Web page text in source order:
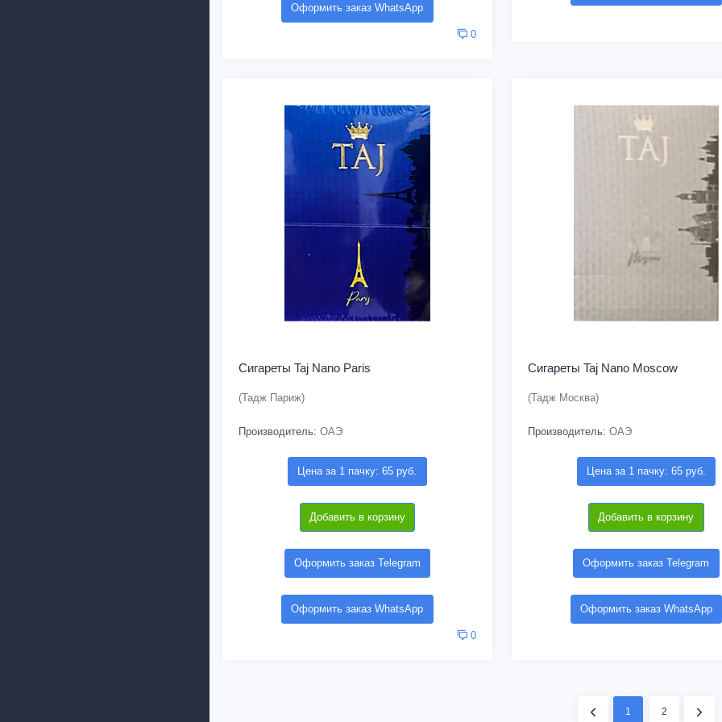
Оформить заказ WhatsApp
0
Сигареты Taj Nano Paris
(Тадж Париж)
Производитель: ОАЭ
Цена за 1 пачку: 65 руб.
Добавить в корзину
Оформить заказ Telegram
Оформить заказ WhatsApp
0
Сигареты Taj Nano Moscow
(Тадж Москва)
Производитель: ОАЭ
Цена за 1 пачку: 65 руб.
Добавить в корзину
Оформить заказ Telegram
Оформить заказ WhatsApp
1 2